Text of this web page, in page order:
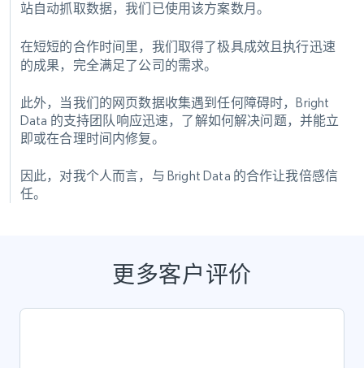
站自动抓取数据，我们已使用该方案数月。
在短短的合作时间里，我们取得了极具成效且执行迅速
的成果，完全满足了公司的需求。
此外，当我们的网页数据收集遇到任何障碍时，Bright
Data 的支持团队响应迅速，了解如何解决问题，并能立
即或在合理时间内修复。
因此，对我个人而言，与 Bright Data 的合作让我倍感信
任。
更多客户评价